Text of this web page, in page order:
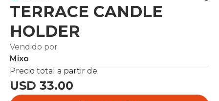
TERRACE CANDLE
HOLDER
Vendido por
Mixo
Precio total a partir de
USD 33.00